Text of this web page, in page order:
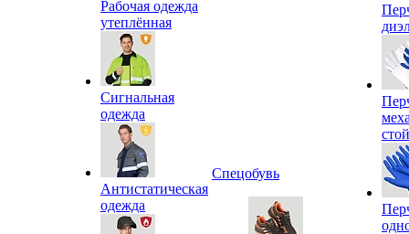
Рабочая одежда
утеплённая
Сигнальная
одежда
Антистатическая
одежда
Спецобувь